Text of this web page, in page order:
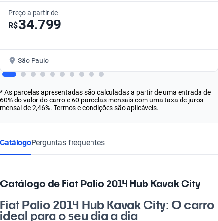
Preço a partir de
R$34.799
São Paulo
* As parcelas apresentadas são calculadas a partir de uma entrada de
60% do valor do carro e 60 parcelas mensais com uma taxa de juros
mensal de 2,46%. Termos e condições são aplicáveis.
CatálogoPerguntas frequentes
Catálogo de Fiat Palio 2014 Hub Kavak City
Fiat Palio 2014 Hub Kavak City: O carro
ideal para o seu dia a dia